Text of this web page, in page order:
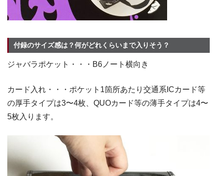
付録のサイズ感は？何がどれくらいまで入りそう？
ジャバラポケット・・・B6ノート横向き
カード入れ・・・ポケット1箇所あたり交通系ICカード等
の厚手タイプは3〜4枚、QUOカード等の薄手タイプは4〜
5枚入ります。